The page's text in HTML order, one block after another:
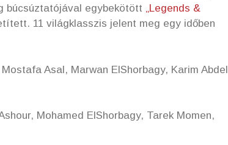
búcsúztatójával egybekötött „Legends &
11 világklasszis jelent meg egy időben
Asal, Marwan ElShorbagy, Karim Abdel
Mohamed ElShorbagy, Tarek Momen,